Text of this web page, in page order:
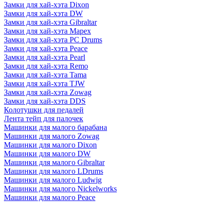
Замки для хай-хэта Dixon
Замки для хай-хэта DW
Замки для хай-хэта Gibraltar
Замки для хай-хэта Mapex
Замки для хай-хэта PC Drums
Замки для хай-хэта Peace
Замки для хай-хэта Pearl
Замки для хай-хэта Remo
Замки для хай-хэта Tama
Замки для хай-хэта TJW
Замки для хай-хэта Zowag
Замки для хай-хэта DDS
Колотушки для педалей
Лента тейп для палочек
Машинки для малого барабана
Машинки для малого Zowag
Машинки для малого Dixon
Машинки для малого DW
Машинки для малого Gibraltar
Машинки для малого LDrums
Машинки для малого Ludwig
Машинки для малого Nickelworks
Машинки для малого Peace